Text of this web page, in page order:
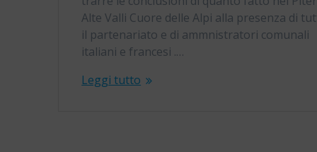
Alte Valli Cuore delle Alpi alla presenza di
il partenariato e di ammnistratori comunali
italiani e francesi .…
Leggi tutto